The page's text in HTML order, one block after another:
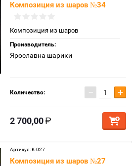
Композиция из шаров №34
Композиция из шаров
Производитель:
Ярославна шарики
Количество: − +
2 700,00
Артикул:К-027
Композиция из шаров №27